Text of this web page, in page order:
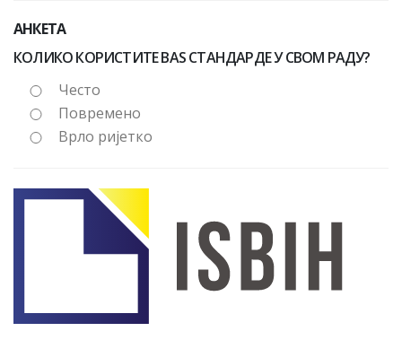
АНКЕТА
КОЛИКО КОРИСТИТЕ BAS СТАНДАРДЕ У СВОМ РАДУ?
Често
Повремено
Врло ријетко